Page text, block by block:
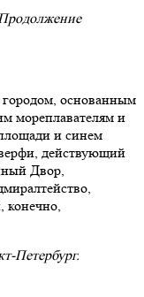
основанным
мореплавателям и
и синем
действующий
Двор,
конечно,
Петербург.